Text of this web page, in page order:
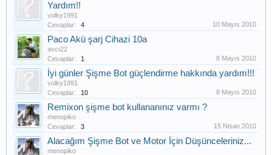
Yardım!!
volky1991
Cevaplar:
4 10 Mayıs 2010
Paco Akü şarj Cihazi 10a
avcı22
Cevaplar:
1 8 Mayıs 2010
İyi günler Şişme Bot güçlendirme hakkında yardım!!!
volky1991
Cevaplar:
10 8 Mayıs 2010
Remixon şişme bot kullananınız varmı ?
menopiko
Cevaplar:
3 15 Nisan 2010
Alacağım Şişme Bot ve Motor İçin Düşünceleriniz...
menopiko